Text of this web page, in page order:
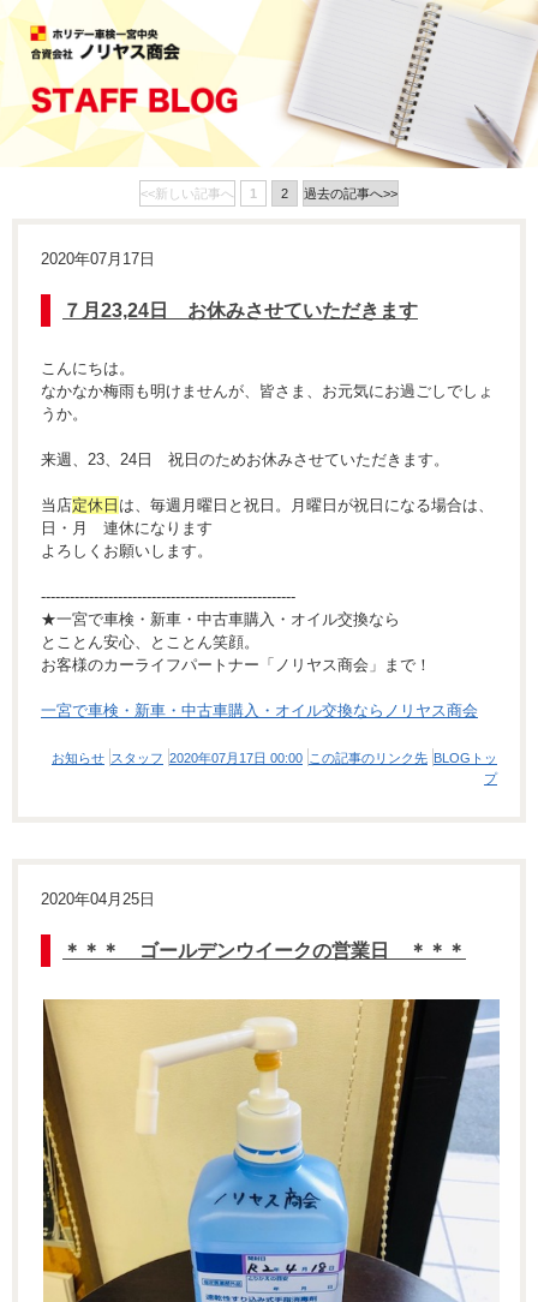
<<新しい記事へ 1 2 過去の記事へ>>
2020年07月17日
７月23,24日 お休みさせていただきます
こんにちは。
なかなか梅雨も明けませんが、皆さま、お元気にお過ごしでしょ
うか。
来週、23、24日 祝日のためお休みさせていただきます。
当店定休日 は、毎週月曜日と祝日。月曜日が祝日になる場合は、
日・月 連休になります
よろしくお願いします。
-----------------------------------------------------
★一宮で車検・新車・中古車購入・オイル交換なら
とことん安心、とことん笑顔。
お客様のカーライフパートナー「ノリヤス商会」まで！
一宮で車検・新車・中古車購入・オイル交換ならノリヤス商会
お知らせ スタッフ 2020年07月17日 00:00 この記事のリンク先 BLOGトッ
プ
2020年04月25日
＊＊＊ ゴールデンウイークの営業日 ＊＊＊